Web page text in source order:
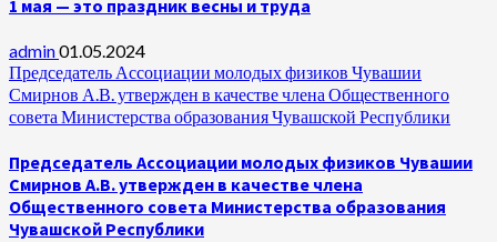
1 мая — это праздник весны и труда
admin01.05.2024
Председатель Ассоциации молодых физиков Чувашии
Смирнов А.В. утвержден в качестве члена Общественного
совета Министерства образования Чувашской Республики
Председатель Ассоциации молодых физиков Чувашии
Смирнов А.В. утвержден в качестве члена
Общественного совета Министерства образования
Чувашской Республики